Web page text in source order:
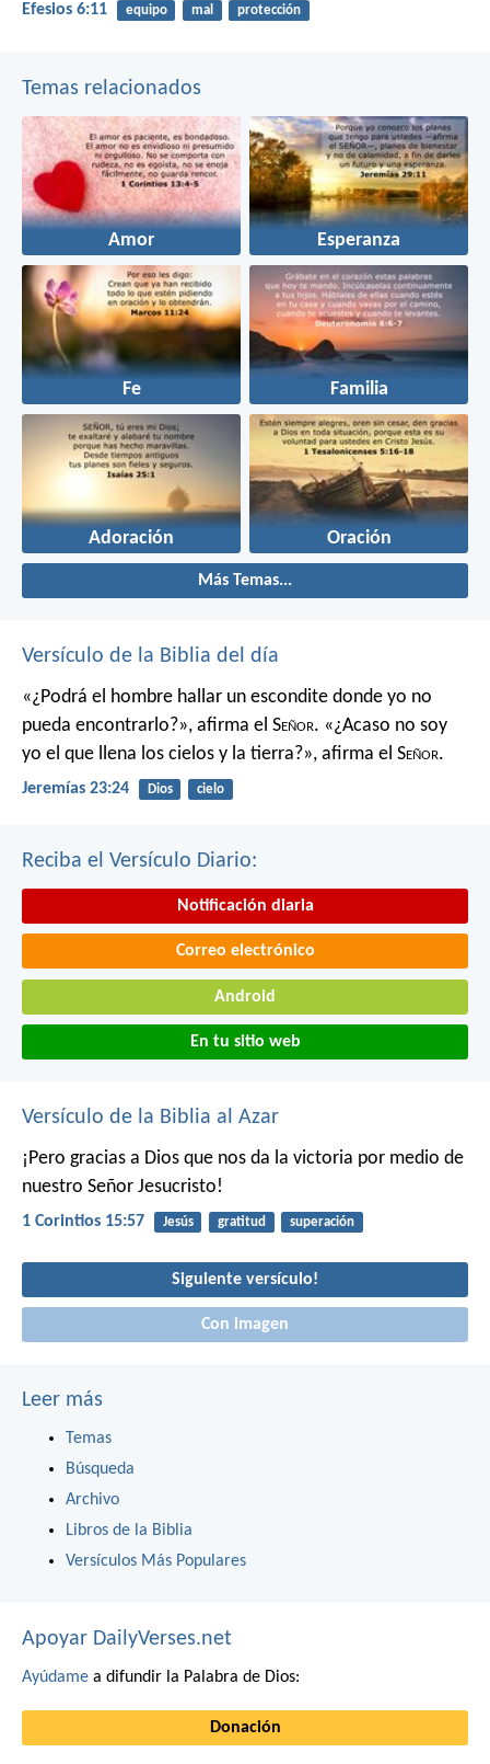
Efesios 6:11 equipo mal protección
Temas relacionados
Amor Esperanza
Fe Familia
Adoración Oración
Más Temas...
Versículo de la Biblia del día
«¿Podrá el hombre hallar un escondite donde yo no
pueda encontrarlo?», afirma el Señor. «¿Acaso no soy
yo el que llena los cielos y la tierra?», afirma el Señor.
Jeremías 23:24 Dios cielo
Reciba el Versículo Diario:
Notificación diaria
Correo electrónico
Android
En tu sitio web
Versículo de la Biblia al Azar
¡Pero gracias a Dios que nos da la victoria por medio de
nuestro Señor Jesucristo!
1 Corintios 15:57 Jesús gratitud superación
Siguiente versículo!
Con imagen
Leer más
Temas
Búsqueda
Archivo
Libros de la Biblia
Versículos Más Populares
Apoyar DailyVerses.net
Ayúdame a difundir la Palabra de Dios:
Donación